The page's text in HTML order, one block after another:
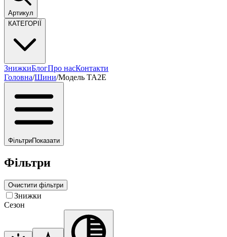
Артикул
КАТЕГОРІЇ
ЗнижкиБлогПро насКонтакти
Головна/Шини/Модель TA2E
ФільтриПоказати
Фільтри
Очистити фільтри
Знижки
Сезон